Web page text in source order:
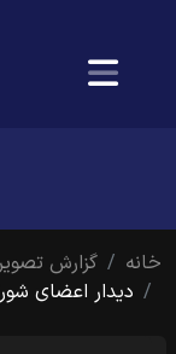
خانه
گزارش
دیدار اعضای